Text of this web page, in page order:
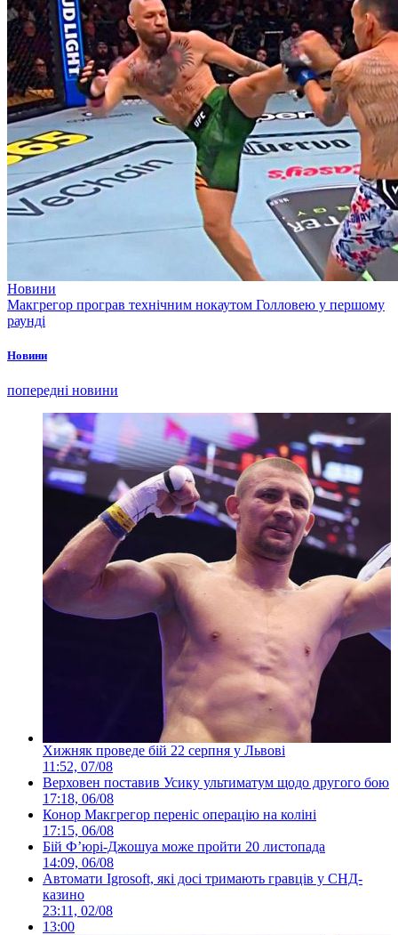
Новини
Макгрегор програв технічним нокаутом Голловею у першому
раунді
Новини
попередні новини
Хижняк проведе бій 22 серпня у Львові
11:52, 07/08
Верховен поставив Усику ультиматум щодо другого бою
17:18, 06/08
Конор Макгрегор переніс операцію на коліні
17:15, 06/08
Бій Ф’юрі-Джошуа може пройти 20 листопада
14:09, 06/08
Автомати Igrosoft, які досі тримають гравців у СНД-
казино
23:11, 02/08
13:00